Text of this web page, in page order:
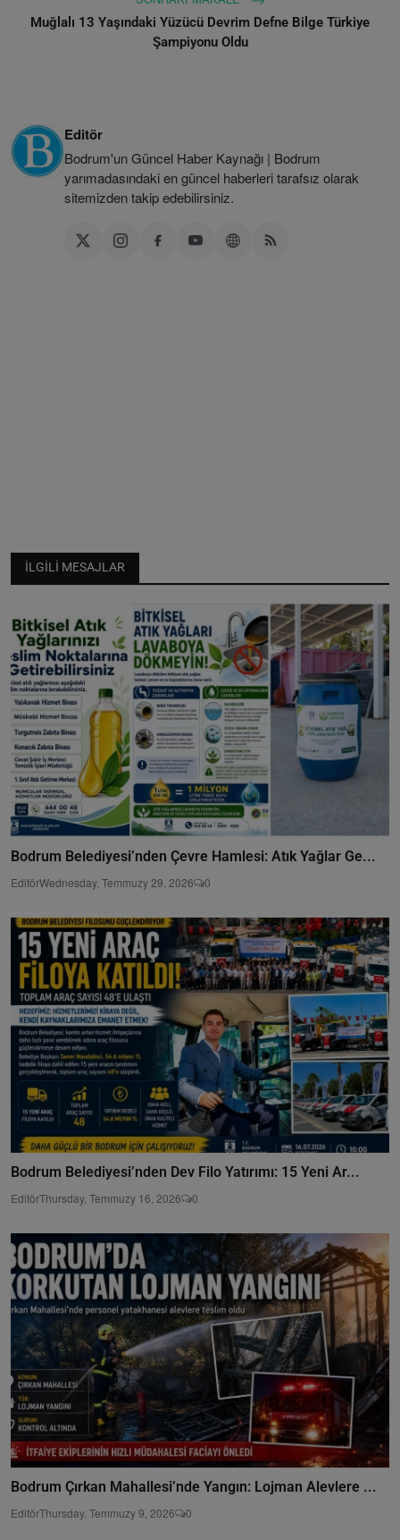
Muğlalı 13 Yaşındaki Yüzücü Devrim Defne Bilge Türkiye
Şampiyonu Oldu
Editör
Bodrum'un Güncel Haber Kaynağı | Bodrum
yarımadasındaki en güncel haberleri tarafsız olarak
sitemizden takip edebilirsiniz.
İLGILI MESAJLAR
Bodrum Belediyesi’nden Çevre Hamlesi: Atık Yağlar Ge...
EditörWednesday, Temmuzy 29, 2026 0
Bodrum Belediyesi’nden Dev Filo Yatırımı: 15 Yeni Ar...
EditörThursday, Temmuzy 16, 2026 0
Bodrum Çırkan Mahallesi’nde Yangın: Lojman Alevlere ...
EditörThursday, Temmuzy 9, 2026 0